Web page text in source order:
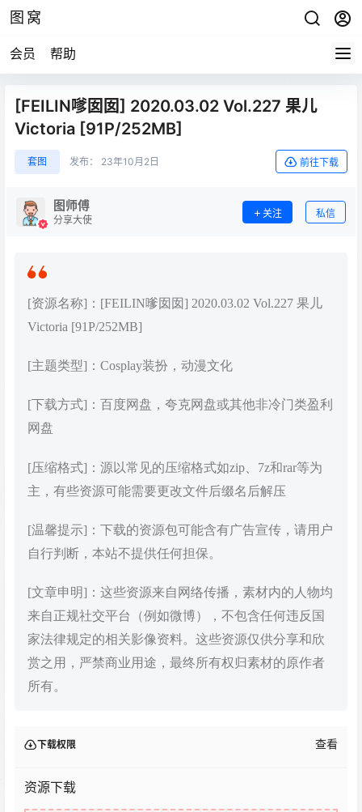
图窝
会员 帮助
[FEILIN嗲囡囡] 2020.03.02 Vol.227 果儿
Victoria [91P/252MB]
套图 发布： 23年10月2日 前往下载
图师傅
分享大使
关注 私信
[资源名称]：[FEILIN嗲囡囡] 2020.03.02 Vol.227 果儿
Victoria [91P/252MB]
[主题类型]：Cosplay装扮，动漫文化
[下载方式]：百度网盘，夸克网盘或其他非冷门类盈利
网盘
[压缩格式]：源以常见的压缩格式如zip、7z和rar等为
主，有些资源可能需要更改文件后缀名后解压
[温馨提示]：下载的资源包可能含有广告宣传，请用户
自行判断，本站不提供任何担保。
[文章申明]：这些资源来自网络传播，素材内的人物均
来自正规社交平台（例如微博），不包含任何违反国
家法律规定的相关影像资料。这些资源仅供分享和欣
赏之用，严禁商业用途，最终所有权归素材的原作者
所有。
下载权限 查看
资源下载